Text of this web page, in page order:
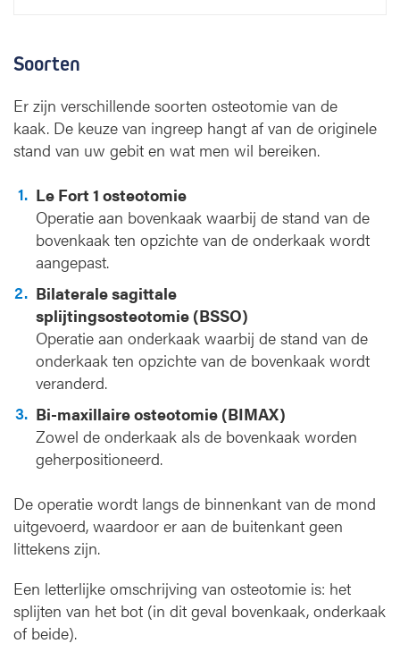
Soorten
Er zijn verschillende soorten osteotomie van de
kaak. De keuze van ingreep hangt af van de originele
stand van uw gebit en wat men wil bereiken.
Le Fort 1 osteotomie
Operatie aan bovenkaak waarbij de stand van de
bovenkaak ten opzichte van de onderkaak wordt
aangepast.
Bilaterale sagittale
splijtingsosteotomie (BSSO)
Operatie aan onderkaak waarbij de stand van de
onderkaak ten opzichte van de bovenkaak wordt
veranderd.
Bi-maxillaire osteotomie (BIMAX)
Zowel de onderkaak als de bovenkaak worden
geherpositioneerd.
De operatie wordt langs de binnenkant van de mond
uitgevoerd, waardoor er aan de buitenkant geen
littekens zijn.
Een letterlijke omschrijving van osteotomie is: het
splijten van het bot (in dit geval bovenkaak, onderkaak
of beide).